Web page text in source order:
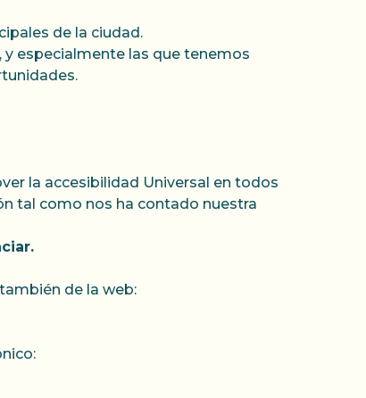
de la ciudad.
especialmente las que tenemos
la accesibilidad Universal en todos
tal como nos ha contado nuestra
de la web: